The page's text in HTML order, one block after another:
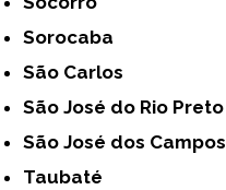
Sorocaba
São Carlos
São José do Rio Preto
São José dos Campos
Taubaté